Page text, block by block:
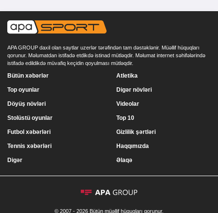
APA GROUP daxil olan saytlar uzerlər tərəfindən tam dəstəklənir. Müəllif hüquqları
qorunur. Məlumatdan istifadə etdikdə istinad mütləqdir. Məlumat internet səhifələrində
istifadə edildikdə müvafiq keçidin qoyulması mütləqdir.
Bütün xəbərlər
Top oyunlar
Döyüş növləri
Stolüstü oyunlar
Atletika
Digər növləri
Videolar
Top 10
Futbol xəbərləri
Tennis xəbərləri
Digər
Gizlilik şərtləri
Haqqımızda
Əlaqə
© 2007 - 2026 Bütün müəllif hüquqları qorunur.